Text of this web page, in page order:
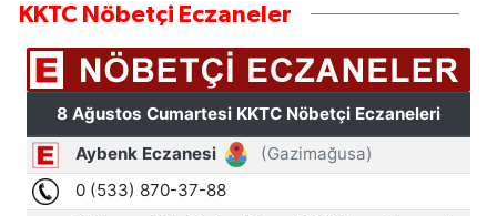
KKTC Nöbetçi Eczaneler